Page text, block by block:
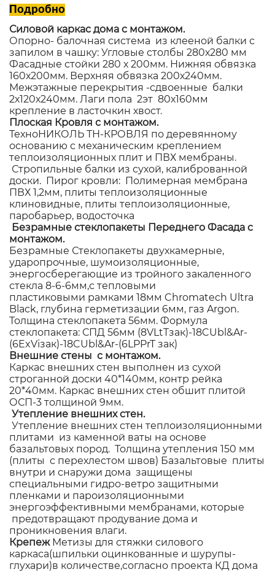
Подробно
Силовой каркас дома с монтажом.
Опорно- балочная система из клееной балки с
запилом в чашку: Угловые столбы 280х280 мм
Фасадные стойки 280 х 200мм. Нижняя обвязка
160х200мм. Верхняя обвязка 200х240мм.
Межэтажные перекрытия -сдвоенные балки
2х120х240мм. Лаги пола 2эт 80х160мм
крепление в ласточкин хвост.
Плоская Кровля с монтажом.
ТехноНИКОЛЬ ТН-КРОВЛЯ по деревянному
основанию с механическим креплением
теплоизоляционных плит и ПВХ мембраны.
Стропильные балки из сухой, калиброванной
доски. Пирог кровли: Полимерная мембрана
ПВХ 1,2мм, плиты теплоизоляционные
клиновидные, плиты теплоизоляционные,
паробарьер, водосточка
Безрамные стеклопакеты Переднего Фасада с
монтажом.
Безрамные Стеклопакеты двухкамерные,
ударопрочные, шумоизоляционные,
энергосберегающие из тройного закаленного
стекла 8-6-6мм,с тепловыми
пластиковыми рамками 18мм Chromatech Ultra
Black, глубина герметизации 6мм, газ Argon.
Толщина стеклопакета 56мм. Формула
стеклопакета: СПД 56мм (8VLtTзак)-18CUbl&Ar-
(6ExViзак)-18CUbl&Ar-(6LPPrT зак)
Внешние стены с монтажом.
Каркас внешних стен выполнен из сухой
строганной доски 40*140мм, контр рейка
20*40мм. Каркас внешних стен обшит плитой
ОСП-3 толщиной 9мм.
Утепление внешних стен.
Утепление внешних стен теплоизоляционными
плитами из каменной ваты на основе
базальтовых пород. Толщина утепления 150 мм
(плиты с перехлестом швов) Базальтовые плиты
внутри и снаружи дома защищены
специальными гидро-ветро защитными
пленками и пароизоляционными
энергоэффективными мембранами, которые
предотвращают продувание дома и
проникновения влаги.
Крепеж Метизы для стяжки силового
каркаса(шпильки оцинкованные и шурупы-
глухари)в количестве,согласно проекта КД дома